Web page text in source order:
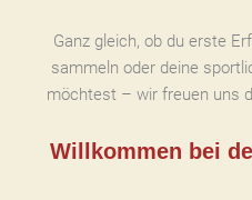
Ganz gleich, ob du erste
sammeln oder deine
möchtest – wir freuen uns
Willkommen bei